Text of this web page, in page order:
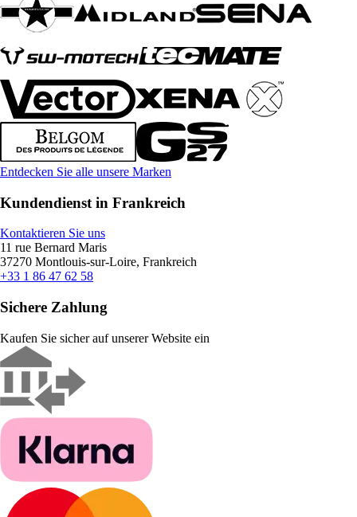
Entdecken Sie alle unsere Marken
Kundendienst in Frankreich
Kontaktieren Sie uns
11 rue Bernard Maris
37270 Montlouis-sur-Loire, Frankreich
+33 1 86 47 62 58
Sichere Zahlung
Kaufen Sie sicher auf unserer Website ein